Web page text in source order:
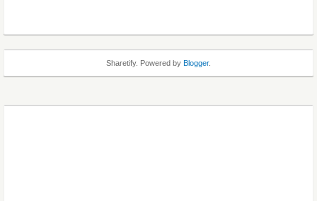
Sharetify. Powered by Blogger.